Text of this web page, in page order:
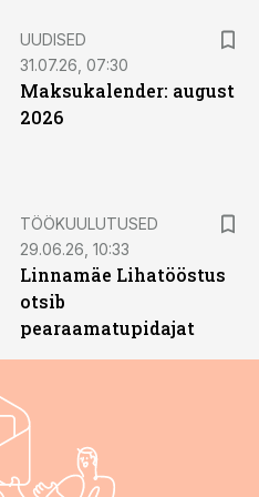
UUDISED
31.07.26, 07:30
Maksukalender: august
2026
TÖÖKUULUTUSED
29.06.26, 10:33
Linnamäe Lihatööstus
otsib
pearaamatupidajat